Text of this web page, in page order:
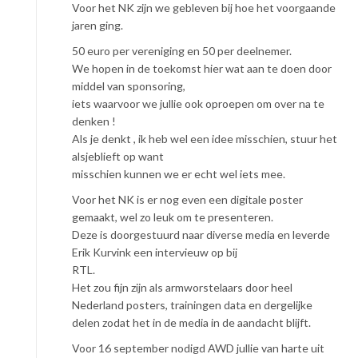
Voor het NK zijn we gebleven bij hoe het voorgaande
jaren ging.
50 euro per vereniging en 50 per deelnemer.
We hopen in de toekomst hier wat aan te doen door
middel van sponsoring,
iets waarvoor we jullie ook oproepen om over na te
denken !
Als je denkt , ik heb wel een idee misschien, stuur het
alsjeblieft op want
misschien kunnen we er echt wel iets mee.
Voor het NK is er nog even een digitale poster
gemaakt, wel zo leuk om te presenteren.
Deze is doorgestuurd naar diverse media en leverde
Erik Kurvink een intervieuw op bij
RTL.
Het zou fijn zijn als armworstelaars door heel
Nederland posters, trainingen data en dergelijke
delen zodat het in de media in de aandacht blijft.
Voor 16 september nodigd AWD jullie van harte uit